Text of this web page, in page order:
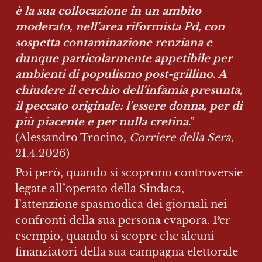
è la sua collocazione in un ambito
moderato, nell’area riformista Pd, con
sospetta contaminazione renziana e
dunque particolarmente appetibile per
ambienti di populismo post-grillino. A
chiudere il cerchio dell’infamia presunta,
il peccato originale: l’essere donna, per di
più piacente e per nulla cretina.”
(Alessandro Trocino, Corriere della Sera,
21.4.2026)
Poi però, quando si scoprono controversie
legate all’operato della Sindaca,
l’attenzione spasmodica dei giornali nei
confronti della sua persona evapora. Per
esempio, quando si scopre che alcuni
finanziatori della sua campagna elettorale